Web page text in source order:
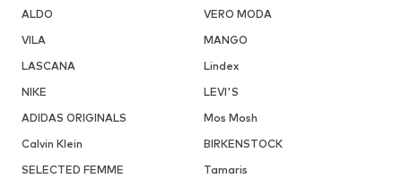
ALDO
VERO MODA
VILA
MANGO
LASCANA
Lindex
NIKE
LEVI'S
ADIDAS ORIGINALS
Mos Mosh
Calvin Klein
BIRKENSTOCK
SELECTED FEMME
Tamaris